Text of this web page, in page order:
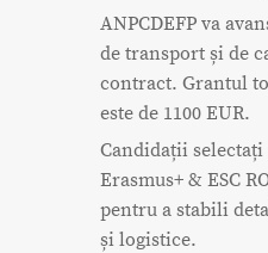
ANPCDEFP va
de transport și de
contract. Grantul
este de 1100 EUR.
Candidații
Erasmus+ & ESC
pentru a stabili
și logistice.